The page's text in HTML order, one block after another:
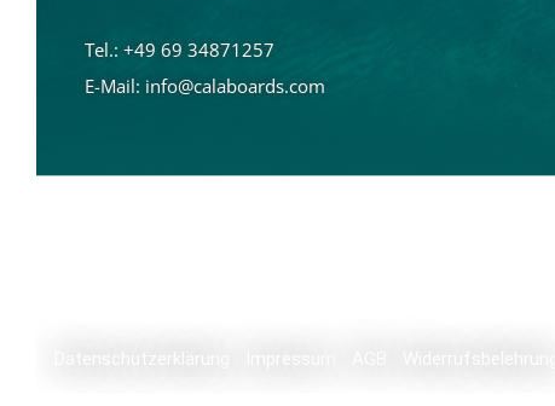
Tel.: +49 69 34871257
E-Mail: info@calaboards.com
Datenschutzerklärung